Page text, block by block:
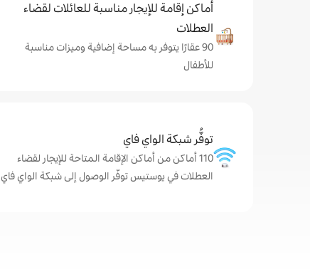
أماكن إقامة للإيجار مناسبة للعائلات لقضاء
العطلات
90 عقارًا يتوفر به مساحة إضافية وميزات مناسبة
للأطفال
توفُّر شبكة الواي فاي
110 أماكن من أماكن الإقامة المتاحة للإيجار لقضاء
العطلات في يوستيس توفّر الوصول إلى شبكة الواي فاي